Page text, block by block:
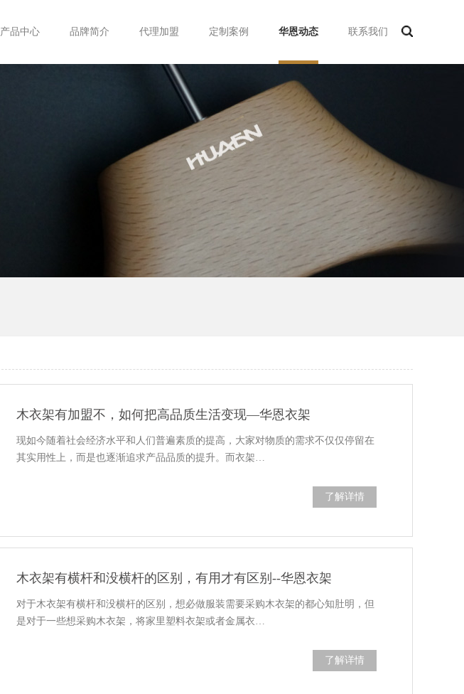
产品中心 品牌简介 代理加盟 定制案例 华恩动态 联系我们
木衣架有加盟不，如何把高品质生活变现—华恩衣架
现如今随着社会经济水平和人们普遍素质的提高，大家对物质的需求不仅仅停留在
其实用性上，而是也逐渐追求产品品质的提升。而衣架…
了解详情
木衣架有横杆和没横杆的区别，有用才有区别--华恩衣架
对于木衣架有横杆和没横杆的区别，想必做服装需要采购木衣架的都心知肚明，但
是对于一些想采购木衣架，将家里塑料衣架或者金属衣…
了解详情